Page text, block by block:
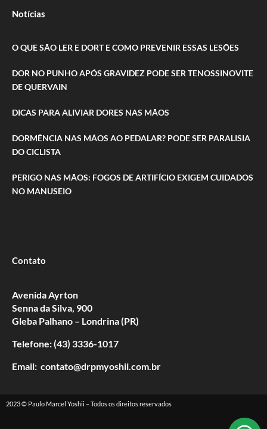
Notícias
O QUE SÃO LER E DORT E COMO PREVENIR ESSAS LESÕES
DOR NO PUNHO APÓS GRAVIDEZ PODE SER TENOSSINOVITE
DE QUERVAIN
DICAS PARA ALIVIAR DORES NAS MÃOS
DORMÊNCIA NAS MÃOS AO PEDALAR? PODE SER PARALISIA
DO CICLISTA
PERIGO NAS MÃOS: FOGOS DE ARTIFÍCIO EXIGEM CUIDADOS
NO MANUSEIO
Contato
Avenida Ayrton
Senna da Silva, 900
Gleba Palhano – Londrina (PR)
Telefone: (43) 3336-1017
Email: contato@drpmyoshii.com.br
2023 © Paulo Marcel Yoshii – Todos os direitos reservados